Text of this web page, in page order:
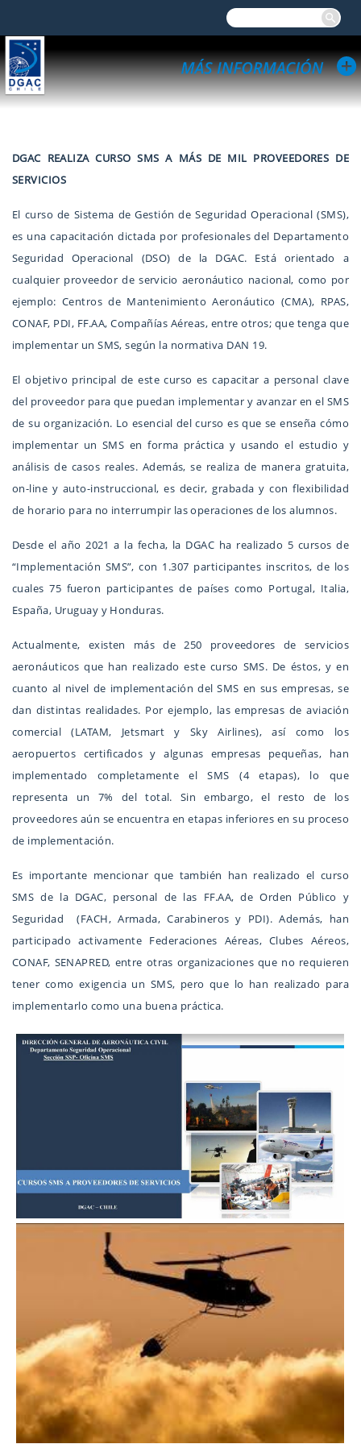
DGAC REALIZA CURSO SMS A MÁS DE MIL PROVEEDORES DE
SERVICIOS
El curso de Sistema de Gestión de Seguridad Operacional (SMS),
es una capacitación dictada por profesionales del Departamento
Seguridad Operacional (DSO) de la DGAC. Está orientado a
cualquier proveedor de servicio aeronáutico nacional, como por
ejemplo: Centros de Mantenimiento Aeronáutico (CMA), RPAS,
CONAF, PDI, FF.AA, Compañías Aéreas, entre otros; que tenga que
implementar un SMS, según la normativa DAN 19.
El objetivo principal de este curso es capacitar a personal clave
del proveedor para que puedan implementar y avanzar en el SMS
de su organización. Lo esencial del curso es que se enseña cómo
implementar un SMS en forma práctica y usando el estudio y
análisis de casos reales. Además, se realiza de manera gratuita,
on-line y auto-instruccional, es decir, grabada y con flexibilidad
de horario para no interrumpir las operaciones de los alumnos.
Desde el año 2021 a la fecha, la DGAC ha realizado 5 cursos de
“Implementación SMS”, con 1.307 participantes inscritos, de los
cuales 75 fueron participantes de países como Portugal, Italia,
España, Uruguay y Honduras.
Actualmente, existen más de 250 proveedores de servicios
aeronáuticos que han realizado este curso SMS. De éstos, y en
cuanto al nivel de implementación del SMS en sus empresas, se
dan distintas realidades. Por ejemplo, las empresas de aviación
comercial (LATAM, Jetsmart y Sky Airlines), así como los
aeropuertos certificados y algunas empresas pequeñas, han
implementado completamente el SMS (4 etapas), lo que
representa un 7% del total. Sin embargo, el resto de los
proveedores aún se encuentra en etapas inferiores en su proceso
de implementación.
Es importante mencionar que también han realizado el curso
SMS de la DGAC, personal de las FF.AA, de Orden Público y
Seguridad (FACH, Armada, Carabineros y PDI). Además, han
participado activamente Federaciones Aéreas, Clubes Aéreos,
CONAF, SENAPRED, entre otras organizaciones que no requieren
tener como exigencia un SMS, pero que lo han realizado para
implementarlo como una buena práctica.